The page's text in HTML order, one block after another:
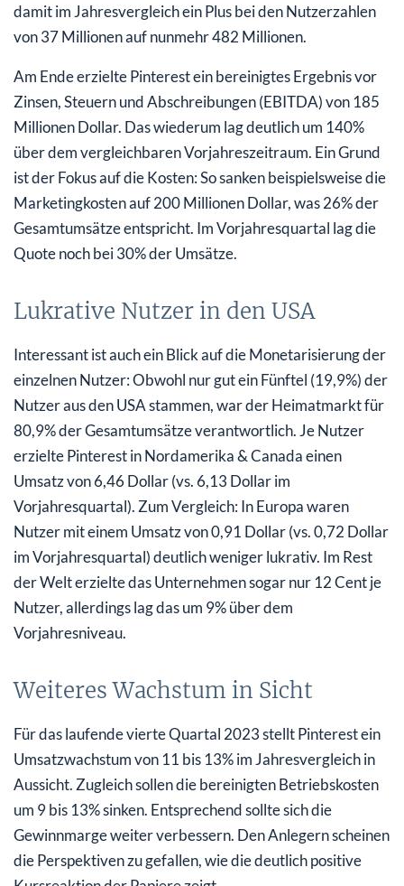
damit im Jahresvergleich ein Plus bei den Nutzerzahlen
von 37 Millionen auf nunmehr 482 Millionen.
Am Ende erzielte Pinterest ein bereinigtes Ergebnis vor
Zinsen, Steuern und Abschreibungen (EBITDA) von 185
Millionen Dollar. Das wiederum lag deutlich um 140%
über dem vergleichbaren Vorjahreszeitraum. Ein Grund
ist der Fokus auf die Kosten: So sanken beispielsweise die
Marketingkosten auf 200 Millionen Dollar, was 26% der
Gesamtumsätze entspricht. Im Vorjahresquartal lag die
Quote noch bei 30% der Umsätze.
Lukrative Nutzer in den USA
Interessant ist auch ein Blick auf die Monetarisierung der
einzelnen Nutzer: Obwohl nur gut ein Fünftel (19,9%) der
Nutzer aus den USA stammen, war der Heimatmarkt für
80,9% der Gesamtumsätze verantwortlich. Je Nutzer
erzielte Pinterest in Nordamerika & Canada einen
Umsatz von 6,46 Dollar (vs. 6,13 Dollar im
Vorjahresquartal). Zum Vergleich: In Europa waren
Nutzer mit einem Umsatz von 0,91 Dollar (vs. 0,72 Dollar
im Vorjahresquartal) deutlich weniger lukrativ. Im Rest
der Welt erzielte das Unternehmen sogar nur 12 Cent je
Nutzer, allerdings lag das um 9% über dem
Vorjahresniveau.
Weiteres Wachstum in Sicht
Für das laufende vierte Quartal 2023 stellt Pinterest ein
Umsatzwachstum von 11 bis 13% im Jahresvergleich in
Aussicht. Zugleich sollen die bereinigten Betriebskosten
um 9 bis 13% sinken. Entsprechend sollte sich die
Gewinnmarge weiter verbessern. Den Anlegern scheinen
die Perspektiven zu gefallen, wie die deutlich positive